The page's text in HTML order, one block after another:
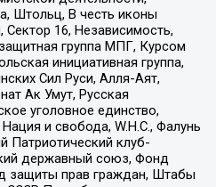
Штольц, В честь иконы
16, Независимость,
группа МПГ, Курсом
инициативная группа,
Сил Руси, Алля-Аят,
Ак Умут, Русская
уголовное единство,
и свобода, W.H.С., Фалунь
Патриотический клуб-
державный союз, Фонд
защиты прав граждан, Штабы